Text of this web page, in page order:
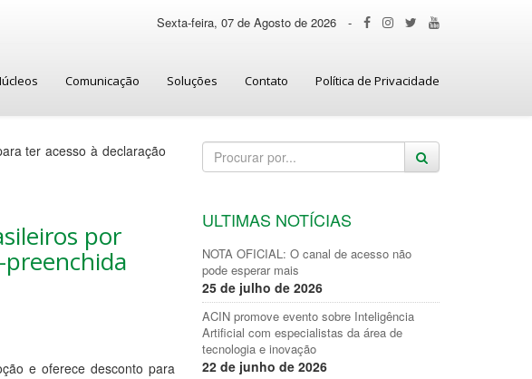
Sexta-feira, 07 de Agosto de 2026 -
Comunicação Soluções Contato Política de Privacidade
ter acesso à declaração
por
e oferece desconto para
ULTIMAS NOTÍCIAS
NOTA OFICIAL: O canal de acesso não
pode esperar mais
25 de julho de 2026
ACIN promove evento sobre Inteligência
Artificial com especialistas da área de
tecnologia e inovação
22 de junho de 2026